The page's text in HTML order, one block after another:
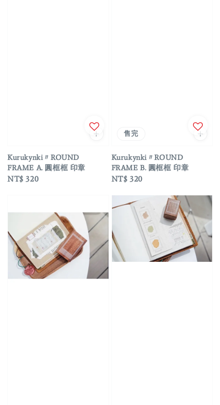
Kurukynki〃ROUND
FRAME A. 圓框框 印章
Regular
NT$ 320
售完
Kurukynki〃ROUND
FRAME B. 圓框框 印章
Regular
NT$ 320